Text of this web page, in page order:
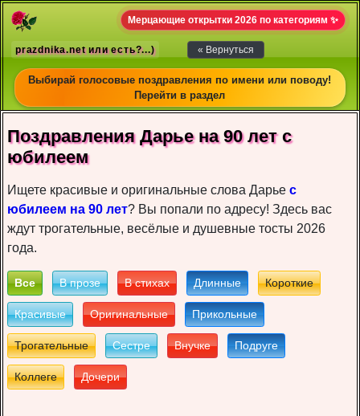
Мерцающие открытки 2026 по категориям ✨
prazdnika.net или есть?...) « Вернуться
Выбирай голосовые поздравления по имени или поводу!
Перейти в раздел
Пoздрaвлeния Дарье нa 90 лет c
юбилeeм
Ищете красивые и оригинальные слова Дарье с
юбилеем на 90 лет? Вы попали по адресу! Здесь вас
ждут трогательные, весёлые и душевные тосты 2026
года.
Все В прозе В стихах Длинные Короткие
Красивые Оригинальные Прикольные
Трогательные Сестре Внучке Подруге
Коллеге Дочери